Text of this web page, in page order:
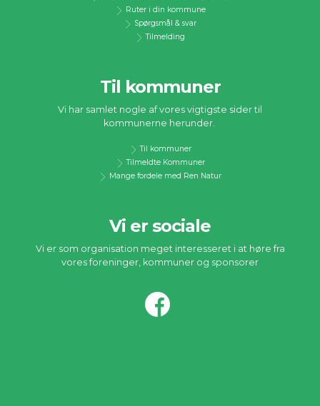
Ruter i din kommune
Spørgsmål & svar
Tilmelding
Til kommuner
Vi har samlet nogle af vores vigtigste sider til
kommunerne herunder.
Til kommuner
Tilmeldte Kommuner
Mange fordele med Ren Natur
Vi er sociale
Vi er som organisation meget interesseret i at høre fra
vores foreninger, kommuner og sponsorer